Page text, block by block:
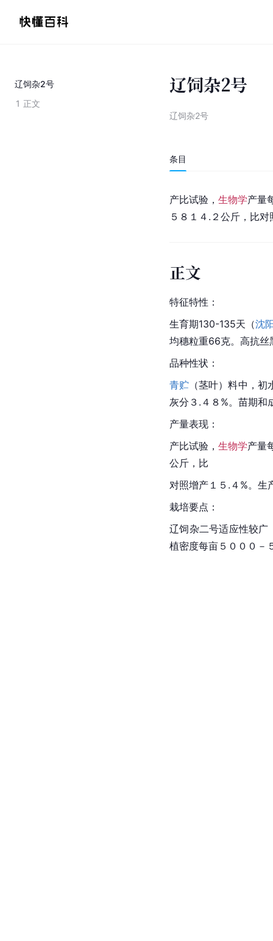
辽饲杂2号
1 正文
辽饲杂2号
辽饲杂2号
条目
产比试验，生物学产量
５８１４.２公斤，比
正文
特征特性：
生育期130-135天（沈
均穗粒重66克。高抗丝
品种性状：
青贮 （茎叶）料中，
灰分３.４８%。苗期和
产量表现：
产比试验，生物学产量
公斤，比
对照增产１５.４%。生
栽培要点：
辽饲杂二号适应性较广
植密度每亩５０００－